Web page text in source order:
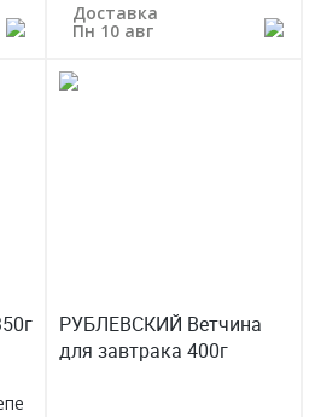
Доставка
Пн 10 авг
РУБЛЕВСКИЙ Ветчина
для завтрака 400г